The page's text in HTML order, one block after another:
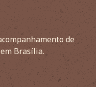
de
Brasília.